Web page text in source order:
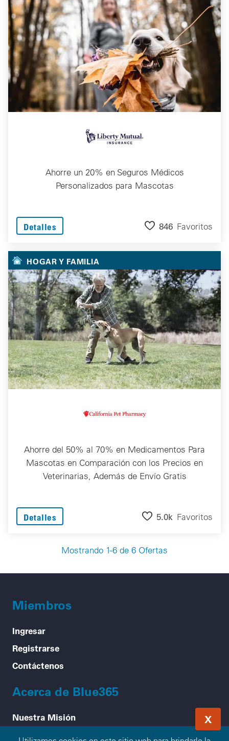
X
Ahorre un 20% en Seguros Médicos
Personalizados para Mascotas
Detalles 846 Favoritos
HOGAR Y FAMILIA
Ahorre del 50% al 70% en Medicamentos Para
Mascotas en Comparación con los Precios en
Veterinarias, Además de Envío Gratis
Detalles 5.0k Favoritos
Mostrando 1-6 de 6 Ofertas
Miembros
Ingresar
Registrarse
Contáctenos
Acerca de Blue365
Nuestra Misión